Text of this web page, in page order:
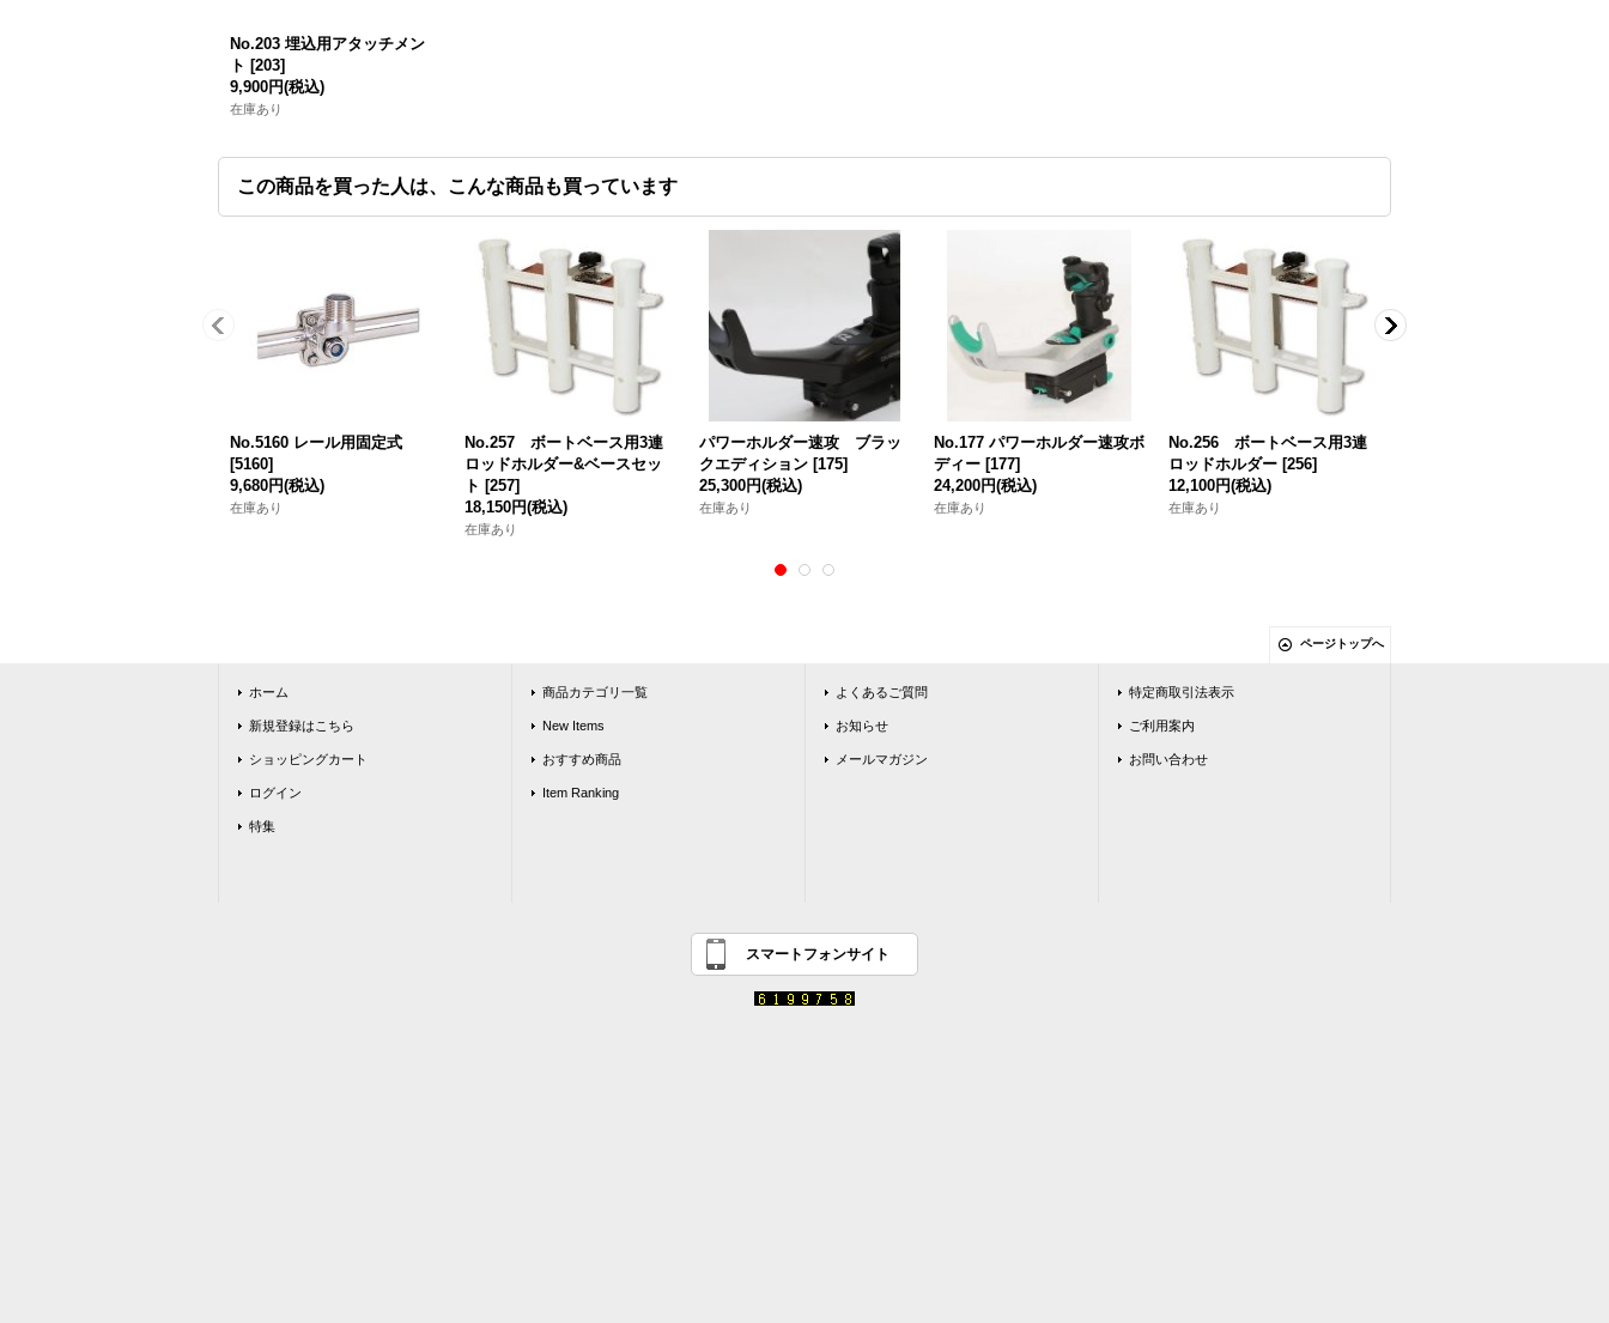
No.203 埋込用アタッチメン
ト [203]
9,900円(税込)
在庫あり
この商品を買った人は、こんな商品も買っています
No.5160 レール用固定式
[5160]
9,680円(税込)
在庫あり
No.257 ボートベース用3連
ロッドホルダー&ベースセッ
ト [257]
18,150円(税込)
在庫あり
パワーホルダー速攻 ブラッ
クエディション [175]
25,300円(税込)
在庫あり
No.177 パワーホルダー速攻ボ
ディー [177]
24,200円(税込)
在庫あり
No.256 ボートベース用3連
ロッドホルダー [256]
12,100円(税込)
在庫あり
ページトップへ
ホーム
新規登録はこちら
ショッピングカート
ログイン
特集
商品カテゴリ一覧
New Items
おすすめ商品
Item Ranking
よくあるご質問
お知らせ
メールマガジン
特定商取引法表示
ご利用案内
お問い合わせ
スマートフォンサイト